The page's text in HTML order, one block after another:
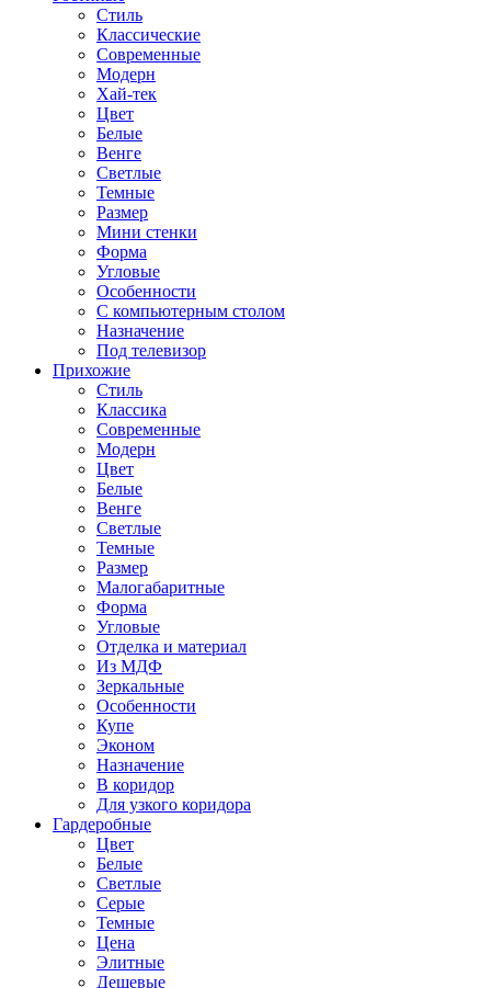
Стиль
Классические
Современные
Модерн
Хай-тек
Цвет
Белые
Венге
Светлые
Темные
Размер
Мини стенки
Форма
Угловые
Особенности
С компьютерным столом
Назначение
Под телевизор
Прихожие
Стиль
Классика
Современные
Модерн
Цвет
Белые
Венге
Светлые
Темные
Размер
Малогабаритные
Форма
Угловые
Отделка и материал
Из МДФ
Зеркальные
Особенности
Купе
Эконом
Назначение
В коридор
Для узкого коридора
Гардеробные
Цвет
Белые
Светлые
Серые
Темные
Цена
Элитные
Дешевые